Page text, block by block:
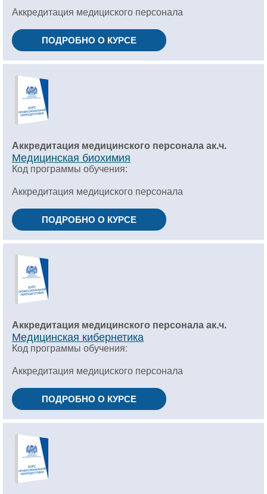
Аккредитация медициского персонала
ПОДРОБНО О КУРСЕ
Аккредитация медицинского персонала ак.ч.
Медицинская биохимия
Код программы обучения:
Аккредитация медициского персонала
ПОДРОБНО О КУРСЕ
Аккредитация медицинского персонала ак.ч.
Медицинская кибернетика
Код программы обучения:
Аккредитация медициского персонала
ПОДРОБНО О КУРСЕ